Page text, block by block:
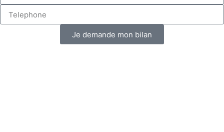
Je demande mon bilan